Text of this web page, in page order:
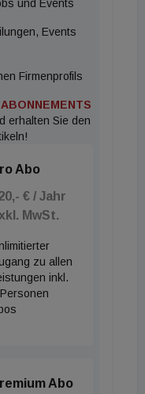
laufend an die
mich an den
freut: die
sowie die
so Andreas
gegründet hat
und Events
Events
Firmenprofils
ABONNEMENTS
erhalten Sie den
Abo
€ / Jahr
MwSt.
zu allen
inkl.
Abo